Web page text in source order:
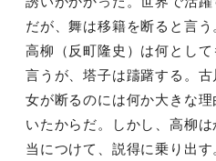
だが、舞は移籍を断ると言う
高柳（反町隆史）は何とし
言うが、塔子は躊躇する。
女が断るのには何か大きな理
いたからだ。しかし、高柳は
当につけて、説得に乗り出す